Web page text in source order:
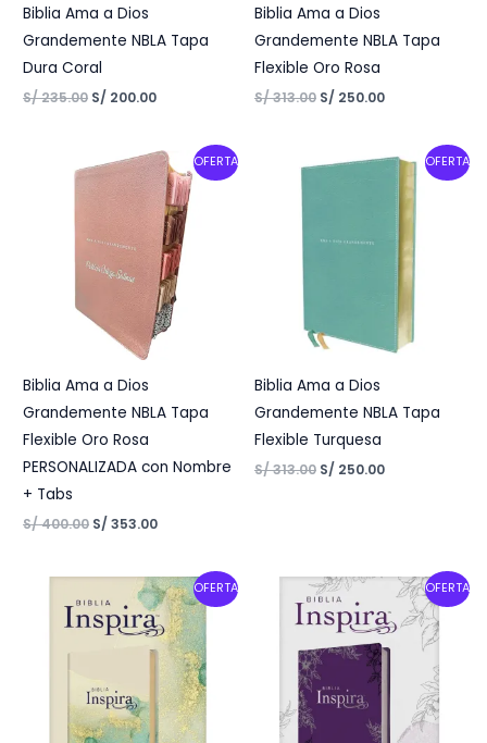
Biblia Ama a Dios
Grandemente NBLA Tapa
Dura Coral
S/235.00 S/ 200.00
Biblia Ama a Dios
Grandemente NBLA Tapa
Flexible Oro Rosa
S/313.00 S/ 250.00
OFERTA
Biblia Ama a Dios
Grandemente NBLA Tapa
Flexible Oro Rosa
PERSONALIZADA con Nombre
+ Tabs
S/400.00
Original
price
S/ 353.00
Current
price
is:
S/ 353.00.
OFERTA
Biblia Ama a Dios
Grandemente NBLA Tapa
Flexible Turquesa
S/313.00
Original
S/ 250.00
Current
is:
S/ 250.00.
OFERTA
Original
price
was:
S/ 200.00.
Current
price
is:
S/ 160.00.
OFERTA
Original
price
was:
S/ 200.00.
Current
price
is:
S/ 160.00.